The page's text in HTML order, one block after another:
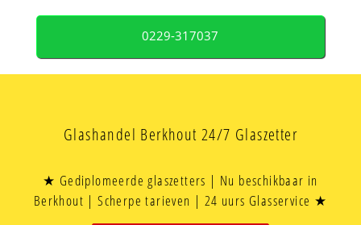
0229-317037
Glashandel Berkhout 24/7 Glaszetter
★ Gediplomeerde glaszetters | Nu beschikbaar in
Berkhout | Scherpe tarieven | 24 uurs Glasservice ★